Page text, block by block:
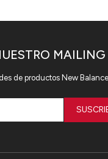
MAILING
de productos New Balance